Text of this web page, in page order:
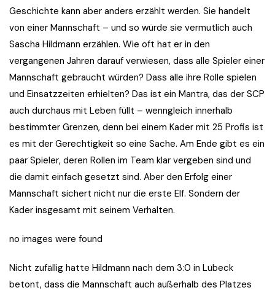
Geschichte kann aber anders erzählt werden. Sie handelt
von einer Mannschaft – und so würde sie vermutlich auch
Sascha Hildmann erzählen. Wie oft hat er in den
vergangenen Jahren darauf verwiesen, dass alle Spieler einer
Mannschaft gebraucht würden? Dass alle ihre Rolle spielen
und Einsatzzeiten erhielten? Das ist ein Mantra, das der SCP
auch durchaus mit Leben füllt – wenngleich innerhalb
bestimmter Grenzen, denn bei einem Kader mit 25 Profis ist
es mit der Gerechtigkeit so eine Sache. Am Ende gibt es ein
paar Spieler, deren Rollen im Team klar vergeben sind und
die damit einfach gesetzt sind. Aber den Erfolg einer
Mannschaft sichert nicht nur die erste Elf. Sondern der
Kader insgesamt mit seinem Verhalten.
no images were found
Nicht zufällig hatte Hildmann nach dem 3:0 in Lübeck
betont, dass die Mannschaft auch außerhalb des Platzes